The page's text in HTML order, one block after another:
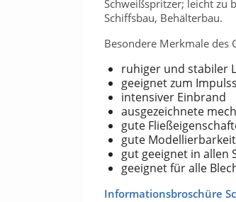
Schweißspritzer; leicht zu
Schiffsbau, Behälterbau.
Besondere Merkmale des
ruhiger und stabiler
geeignet zum
intensiver Einbrand
ausgezeichnete
gute
gute
gut geeignet in allen
geeignet für alle
Informationsbroschüre